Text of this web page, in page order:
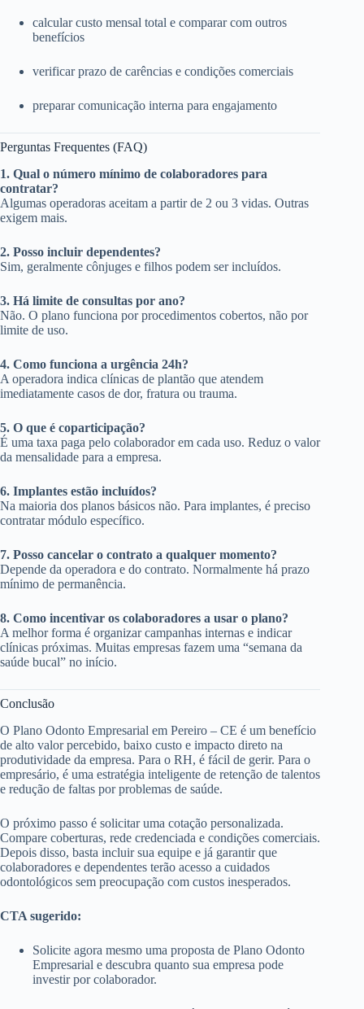
calcular custo mensal total e comparar com outros
benefícios
verificar prazo de carências e condições comerciais
preparar comunicação interna para engajamento
Perguntas Frequentes (FAQ)
1. Qual o número mínimo de colaboradores para
contratar?
Algumas operadoras aceitam a partir de 2 ou 3 vidas. Outras
exigem mais.
2. Posso incluir dependentes?
Sim, geralmente cônjuges e filhos podem ser incluídos.
3. Há limite de consultas por ano?
Não. O plano funciona por procedimentos cobertos, não por
limite de uso.
4. Como funciona a urgência 24h?
A operadora indica clínicas de plantão que atendem
imediatamente casos de dor, fratura ou trauma.
5. O que é coparticipação?
É uma taxa paga pelo colaborador em cada uso. Reduz o valor
da mensalidade para a empresa.
6. Implantes estão incluídos?
Na maioria dos planos básicos não. Para implantes, é preciso
contratar módulo específico.
7. Posso cancelar o contrato a qualquer momento?
Depende da operadora e do contrato. Normalmente há prazo
mínimo de permanência.
8. Como incentivar os colaboradores a usar o plano?
A melhor forma é organizar campanhas internas e indicar
clínicas próximas. Muitas empresas fazem uma “semana da
saúde bucal” no início.
Conclusão
O Plano Odonto Empresarial em Pereiro – CE é um benefício
de alto valor percebido, baixo custo e impacto direto na
produtividade da empresa. Para o RH, é fácil de gerir. Para o
empresário, é uma estratégia inteligente de retenção de talentos
e redução de faltas por problemas de saúde.
O próximo passo é solicitar uma cotação personalizada.
Compare coberturas, rede credenciada e condições comerciais.
Depois disso, basta incluir sua equipe e já garantir que
colaboradores e dependentes terão acesso a cuidados
odontológicos sem preocupação com custos inesperados.
CTA sugerido:
Solicite agora mesmo uma proposta de Plano Odonto
Empresarial e descubra quanto sua empresa pode
investir por colaborador.